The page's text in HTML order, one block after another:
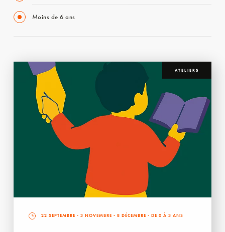
Moins de 6 ans
ATELIERS
22 SEPTEMBRE - 3 NOVEMBRE - 8 DÉCEMBRE - DE 0 À 3 ANS